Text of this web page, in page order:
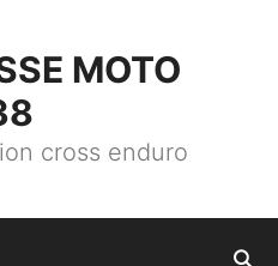
MOTO
cross enduro